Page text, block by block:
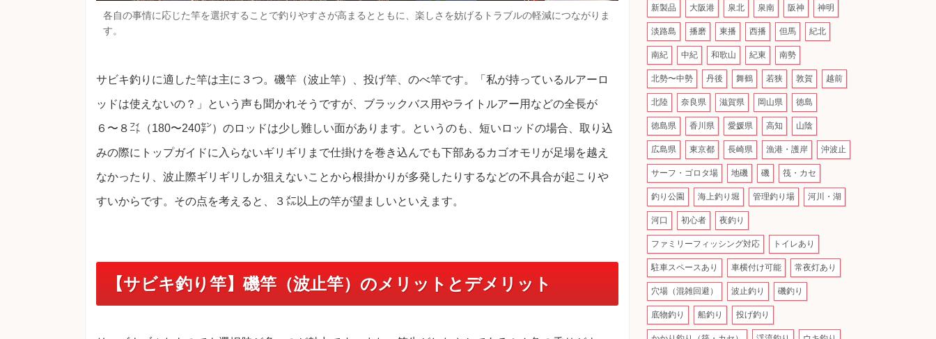
各自の事情に応じた竿を選択することで釣りやすさが高まるとともに、楽しさを妨げるトラブルの軽減につながりま
す。
サビキ釣りに適した竿は主に３つ。磯竿（波止竿）、投げ竿、のべ竿です。「私が持っているルアーロ
ッドは使えないの？」という声も聞かれそうですが、ブラックバス用やライトルアー用などの全長が
６〜８㌳（180〜240㌢）のロッドは少し難しい面があります。というのも、短いロッドの場合、取り込
みの際にトップガイドに入らないギリギリまで仕掛けを巻き込んでも下部あるカゴオモリが足場を越え
なかったり、波止際ギリギリしか狙えないことから根掛かりが多発したりするなどの不具合が起こりや
すいからです。その点を考えると、３㍍以上の竿が望ましいといえます。
【サビキ釣り竿】磯竿（波止竿）のメリットとデメリット
新製品 大阪港 泉北 泉南 阪神 神明
淡路島 播磨 東播 西播 但馬 紀北
南紀 中紀 和歌山 紀東 南勢
北勢〜中勢 丹後 舞鶴 若狭 敦賀 越前
北陸 奈良県 滋賀県 岡山県 徳島
徳島県 香川県 愛媛県 高知 山陰
広島県 東京都 長崎県 漁港・護岸 沖波止
サーフ・ゴロタ場 地磯 磯 筏・カセ
釣り公園 海上釣り堀 管理釣り場 河川・湖
河口 初心者 夜釣り
ファミリーフィッシング対応 トイレあり
駐車スペースあり 車横付け可能 常夜灯あり
穴場（混雑回避） 波止釣り 磯釣り
底物釣り 船釣り 投げ釣り